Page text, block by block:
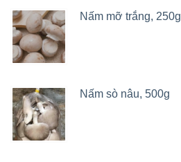
Nấm mỡ trắng, 250g
Nấm sò nâu, 500g